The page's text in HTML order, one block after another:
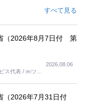
すべて見る
（2026年8月7日付 第
ス代表 / ㈱ツー
2026.08.06
（2026年7月31日付